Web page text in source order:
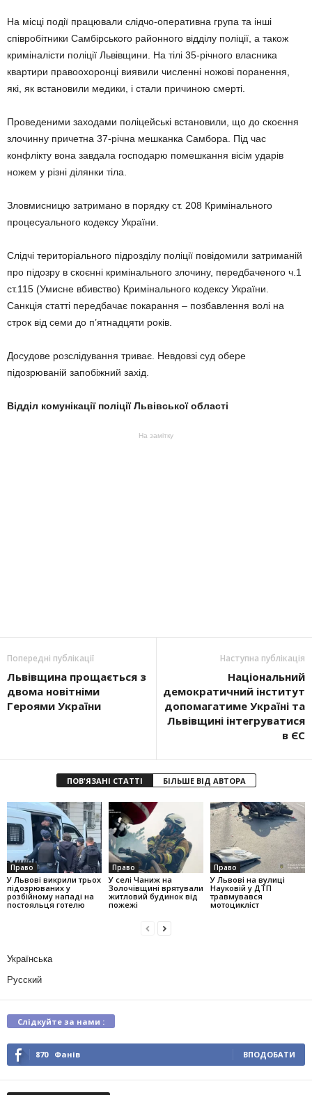
На місці події працювали слідчо-оперативна група та інші
співробітники Самбірського районного відділу поліції, а також
криміналісти поліції Львівщини. На тілі 35-річного власника
квартири правоохоронці виявили численні ножові поранення,
які, як встановили медики, і стали причиною смерті.
Проведеними заходами поліцейські встановили, що до скоєння
злочинну причетна 37-річна мешканка Самбора. Під час
конфлікту вона завдала господарю помешкання вісім ударів
ножем у різні ділянки тіла.
Зловмисницю затримано в порядку ст. 208 Кримінального
процесуального кодексу України.
Слідчі територіального підрозділу поліції повідомили затриманій
про підозру в скоєнні кримінального злочину, передбаченого ч.1
ст.115 (Умисне вбивство) Кримінального кодексу України.
Санкція статті передбачає покарання – позбавлення волі на
строк від семи до п’ятнадцяти років.
Досудове розслідування триває. Невдовзі суд обере
підозрюваній запобіжний захід.
Відділ комунікації поліції Львівської області
На замітку
Попередні публікації
Львівщина прощається з
двома новітніми
Героями України
Наступна публікація
Національний
демократичний інститут
допомагатиме Україні та
Львівщині інтегруватися
в ЄС
ПОВ'ЯЗАНІ СТАТТІ БІЛЬШЕ ВІД АВТОРА
Право
У Львові викрили трьох
підозрюваних у
розбійному нападі на
постояльця готелю
Право
У селі Чаниж на
Золочівщині врятували
житловий будинок від
пожежі
Право
У Львові на вулиці
Науковій у ДТП
травмувався
мотоцикліст
Українська
Русский
Слідкуйте за нами :
870 Фанів ВПОДОБАТИ